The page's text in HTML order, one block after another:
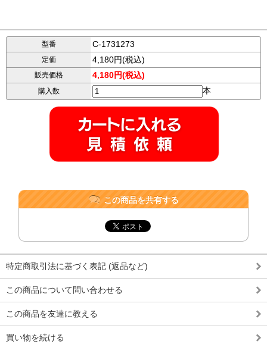
型番 C-1731273
定価 4,180円(税込)
販売価格 4,180円(税込)
購入数 本
この商品を共有する
特定商取引法に基づく表記 (返品など)
この商品について問い合わせる
この商品を友達に教える
買い物を続ける